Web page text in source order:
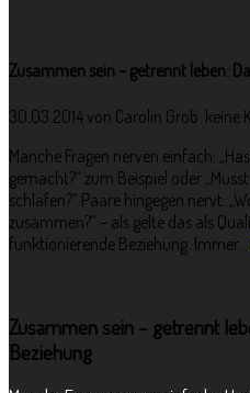
Zusammen sein – getrennt leben:
30.03.2014 von Carolin Grob keine
Manche Fragen nerven einfach:
gemacht?“ zum Beispiel oder
schlafen?“ Paare hingegen nervt:
zusammen?“ – als gelte das als
funktionierende Beziehung. Immer...
Zusammen sein – getrennt
Beziehung